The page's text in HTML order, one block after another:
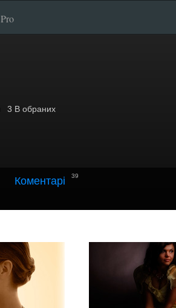
Pro
3 В обраних
Коментарі 39